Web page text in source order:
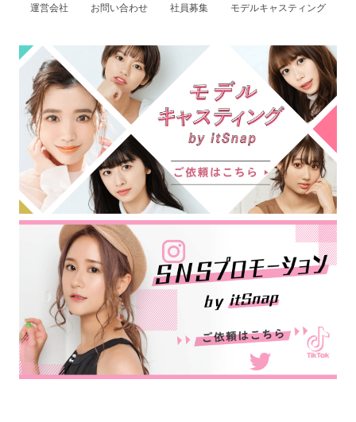
運営会社 お問い合わせ 社員募集 モデルキャスティング